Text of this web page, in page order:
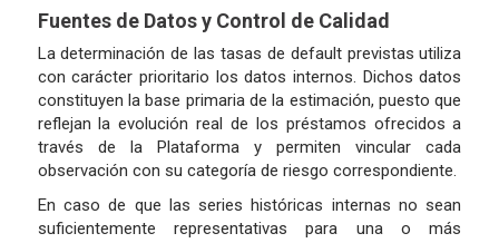
Fuentes de Datos y Control de Calidad
La determinación de las tasas de default previstas utiliza
con carácter prioritario los datos internos. Dichos datos
constituyen la base primaria de la estimación, puesto que
reflejan la evolución real de los préstamos ofrecidos a
través de la Plataforma y permiten vincular cada
observación con su categoría de riesgo correspondiente.
En caso de que las series históricas internas no sean
suficientemente representativas para una o más